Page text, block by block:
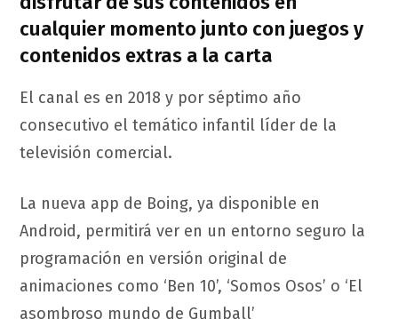
cualquier momento junto con juegos y
contenidos extras a la carta
El canal es en 2018 y por séptimo año
consecutivo el temático infantil líder de la
televisión comercial.
La nueva app de Boing, ya disponible en
Android, permitirá ver en un entorno seguro la
programación en versión original de
animaciones como ‘Ben 10’, ‘Somos Osos’ o ‘El
asombroso mundo de Gumball’